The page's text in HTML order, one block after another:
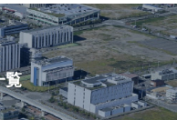
覧